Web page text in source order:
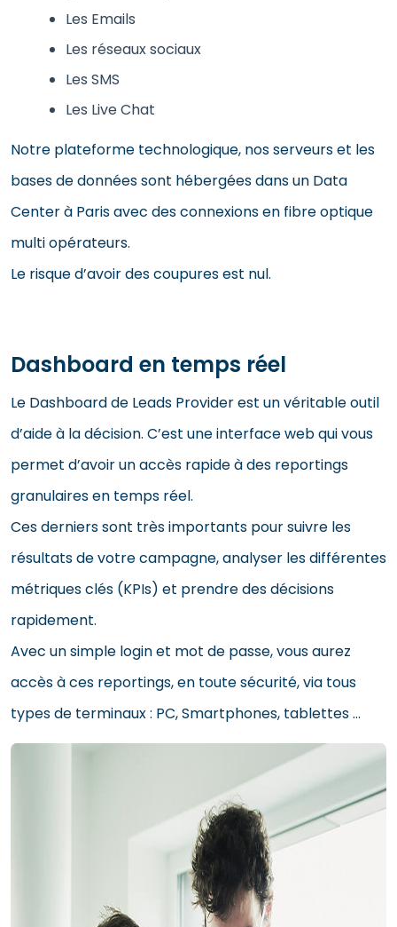
Les Emails
Les réseaux sociaux
Les SMS
Les Live Chat
Notre plateforme technologique, nos serveurs et les
bases de données sont hébergées dans un Data
Center à Paris avec des connexions en fibre optique
multi opérateurs.
Le risque d’avoir des coupures est nul.
Dashboard en temps réel
Le Dashboard de Leads Provider est un véritable outil
d’aide à la décision. C’est une interface web qui vous
permet d’avoir un accès rapide à des reportings
granulaires en temps réel.
Ces derniers sont très importants pour suivre les
résultats de votre campagne, analyser les différentes
métriques clés (KPIs) et prendre des décisions
rapidement.
Avec un simple login et mot de passe, vous aurez
accès à ces reportings, en toute sécurité, via tous
types de terminaux : PC, Smartphones, tablettes …